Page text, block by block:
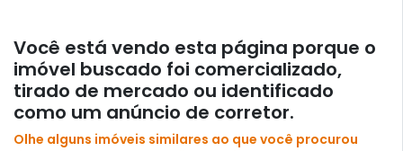
Você está vendo esta página porque o
imóvel buscado foi comercializado,
tirado de mercado ou identificado
como um anúncio de corretor.
Olhe alguns imóveis similares ao que você procurou